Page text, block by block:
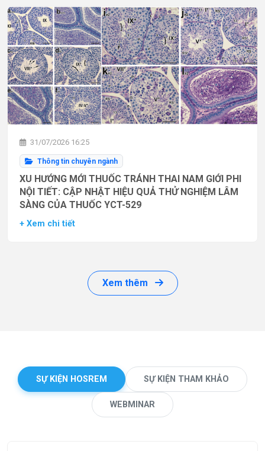
31/07/2026 16:25
Thông tin chuyên ngành
XU HƯỚNG MỚI THUỐC TRÁNH THAI NAM GIỚI PHI
NỘI TIẾT: CẬP NHẬT HIỆU QUẢ THỬ NGHIỆM LÂM
SÀNG CỦA THUỐC YCT-529
+ Xem chi tiết
Xem thêm
SỰ KIỆN HOSREM SỰ KIỆN THAM KHẢO
WEBMINAR